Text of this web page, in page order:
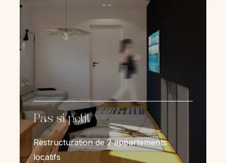
Pas si petit
Restructuration de 2 appartements
locatifs